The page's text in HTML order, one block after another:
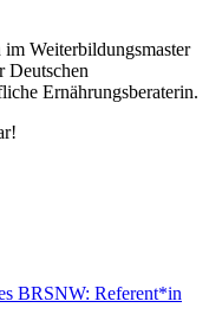
Weiterbildungsmaster
Deutschen
Ernährungsberaterin.
BRSNW: Referent*in